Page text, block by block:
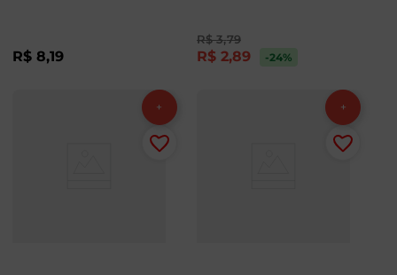
R$ 8,19
R$ 3,79
R$ 2,89 -24%